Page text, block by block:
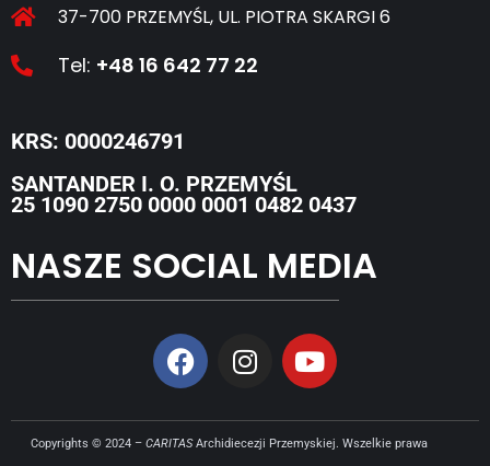
37-700 PRZEMYŚL, UL. PIOTRA SKARGI 6
Tel: +48 16 642 77 22
KRS: 0000246791
SANTANDER I. O. PRZEMYŚL
25 1090 2750 0000 0001 0482 0437
NASZE SOCIAL MEDIA
Copyrights © 2024 – CARITASArchidiecezji Przemyskiej. Wszelkie prawa